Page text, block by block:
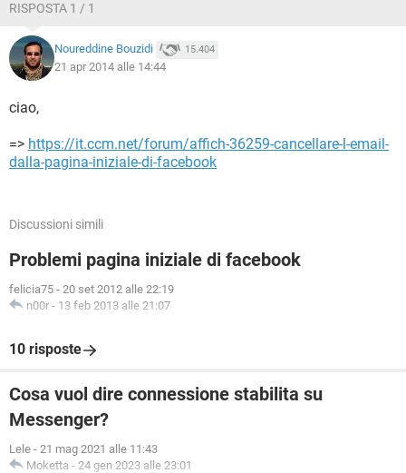
RISPOSTA 1 / 1
Noureddine Bouzidi 15.404
21 apr 2014 alle 14:44
ciao,
=> https://it.ccm.net/forum/affich-36259-cancellare-l-email-
dalla-pagina-iniziale-di-facebook
Discussioni simili
Problemi pagina iniziale di facebook
felicia75 - 20 set 2012 alle 22:19
n00r - 13 feb 2013 alle 21:07
10 risposte
Cosa vuol dire connessione stabilita su
Messenger?
Lele - 21 mag 2021 alle 11:43
Moketta - 24 gen 2023 alle 23:01